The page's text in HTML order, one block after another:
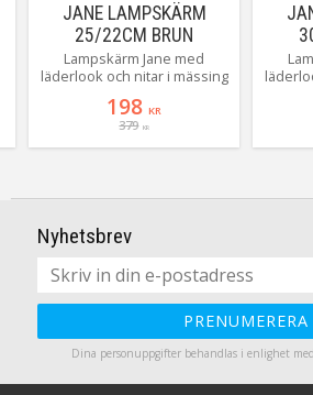
JANE LAMPSKÄRM
25/22CM BRUN
LÄDERLOOK
Lampskärm Jane med
läderlook och nitar i mässing
Home. Skärmen finns i tre
storlekar och är lätt att
matcha med olika
198 KR
379 KR
Nyhetsbrev
PRENUMERERA
Dina personuppgifter behandlas i enlighet